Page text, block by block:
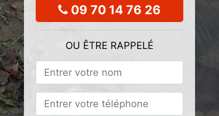
09 70 14 76 26
OU ÊTRE RAPPELÉ